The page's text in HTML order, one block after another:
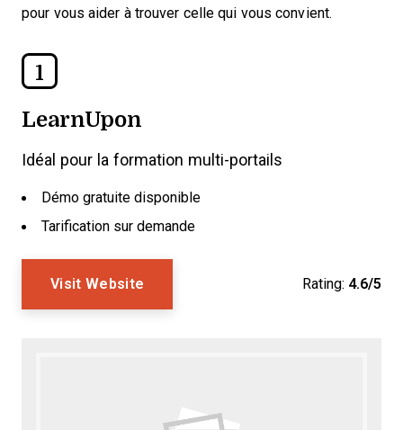
pour vous aider à trouver celle qui vous convient.
1
LearnUpon
Idéal pour la formation multi-portails
Démo gratuite disponible
Tarification sur demande
Visit Website Rating: 4.6/5